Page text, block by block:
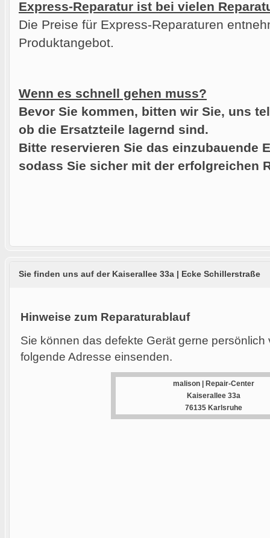
Express-Reparatur ist bei vielen
Die Preise für Express-Reparaturen
Produktangebot.
Wenn es schnell gehen muss?
Bevor Sie kommen, bitten wir Sie, uns
ob die Ersatzteile lagernd sind.
Bitte reservieren Sie das einzubauende
sodass Sie sicher mit der erfolgreichen
Sie finden uns auf der Kaiserallee 33a | Ecke Schillerstraße
Hinweise zum Reparaturablauf
Sie können das defekte Gerät gerne
folgende Adresse einsenden.
malison | Repair-Center
Kaiserallee 33a
76135 Karlsruhe